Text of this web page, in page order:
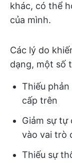
khác, có thể
của mình.
Các lý do
dạng, một số
Thiếu
cấp trên
Giảm sự tự
vào vai trò
Thiếu sự